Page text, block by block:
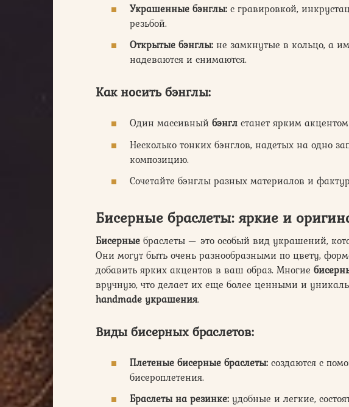
Украшенные бэнглы: с гравировкой,
резьбой.
Открытые бэнглы: не замкнутые в кольцо, а
надеваются и снимаются.
Как носить бэнглы:
Один массивный бэнгл станет ярким
Несколько тонких бэнглов, надетых на одно
композицию.
Сочетайте бэнглы разных материалов и
Бисерные браслеты: яркие и
Бисерные браслеты — это особый вид украшений,
Они могут быть очень разнообразными по цвету,
добавить ярких акцентов в ваш образ. Многие
вручную, что делает их еще более ценными и
handmade украшения.
Виды бисерных браслетов:
Плетеные бисерные браслеты: создаются с
бисероплетения.
Браслеты на резинке: удобные и легкие,